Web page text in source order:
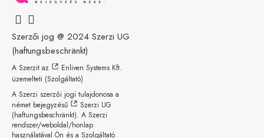
Szerzői jog @ 2024 Szerzi UG
(haftungsbeschränkt)
A Szerzit az
Enliven Systems Kft.
üzemelteti (Szolgáltató)
A Szerzi szerzői jogi tulajdonosa a
német bejegyzésű
Szerzi UG
(haftungsbeschränkt). A Szerzi
rendszer/weboldal/honlap
használatával Ön és a Szolgáltató